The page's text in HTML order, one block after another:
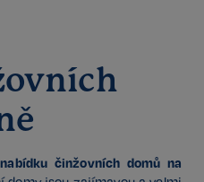
nabídku činžovních domů na